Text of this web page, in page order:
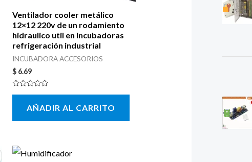
Ventilador cooler metálico
12×12 220v de un rodamiento
hidraulico util en Incubadoras
refrigeración industrial
INCUBADORA ACCESORIOS
$ 6.69
Valorado
5
AÑADIR AL CARRITO